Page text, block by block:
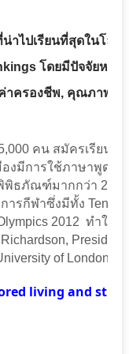
ไปเรียนที่สุดในโลก
โดยมีปัจจัยหล
าครองชีพ, คุณภาพชี
คน สมัครเรียนใ
องมีการใช้ภาษาพูดเ
ธภัณฑ์มากกว่า 250
ารกีฬาซึ่งมีทั้ง Tennis
2012 ทำให้
President
of London
living and